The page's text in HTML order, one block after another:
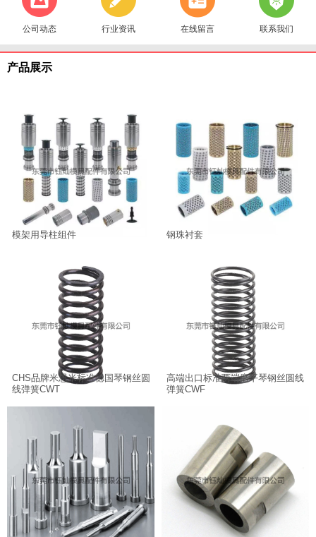
公司动态 行业资讯 在线留言 联系我们
产品展示
模架用导柱组件 钢珠衬套
CHS品牌米思米标准德国琴钢丝圆
线弹簧CWT
高端出口标准两端磨平琴钢丝圆线
弹簧CWF